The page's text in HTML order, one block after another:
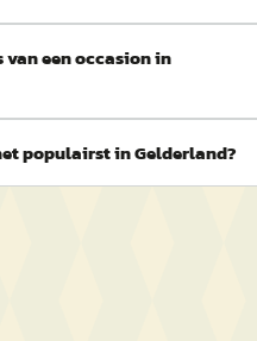
een occasion in
populairst in Gelderland?